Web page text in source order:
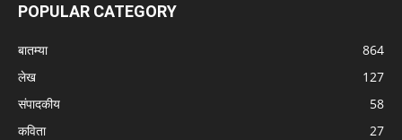
POPULAR CATEGORY
बातम्या
864
लेख
127
संपादकीय
58
कविता
27